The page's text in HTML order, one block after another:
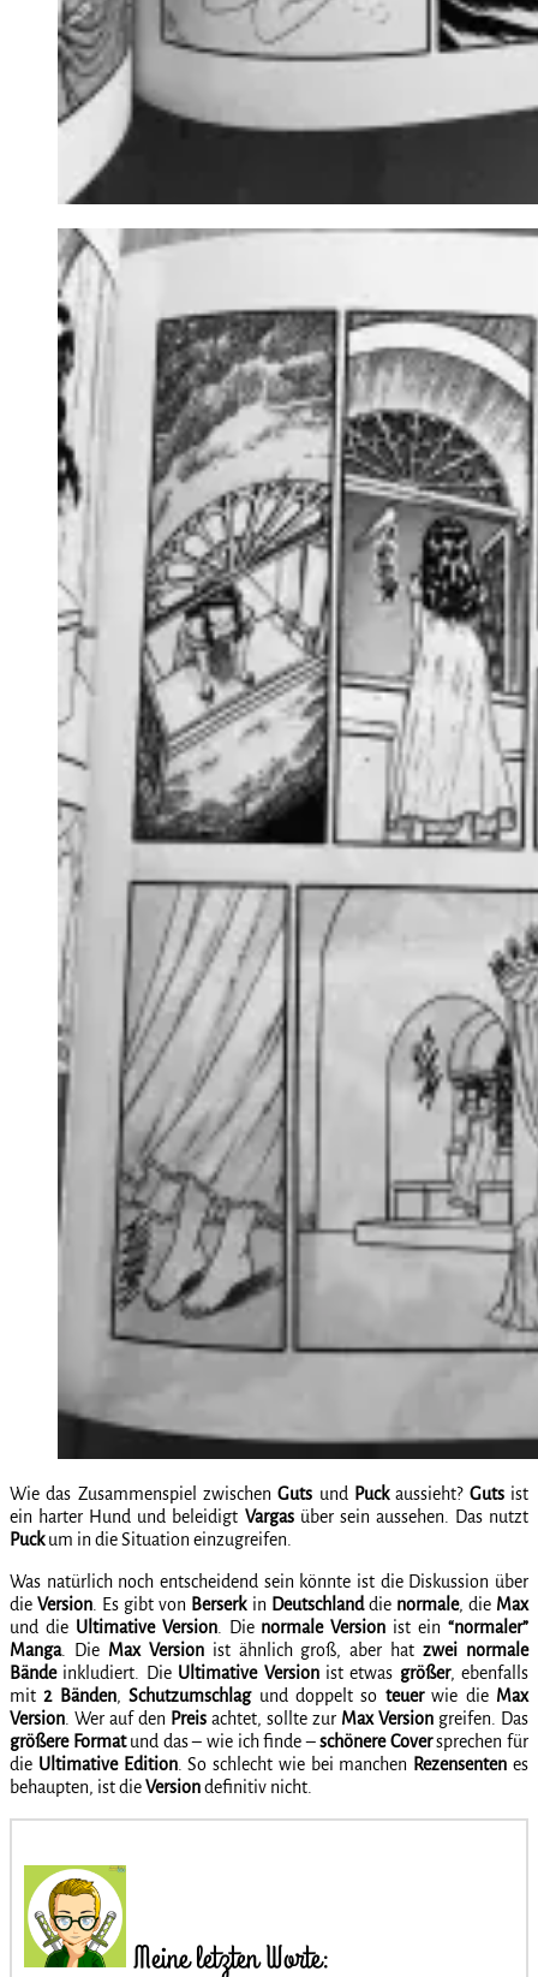
Wie das Zusammenspiel zwischenGuts und Puckaussieht? Gutsist
ein harter Hund und beleidigt Vargasüber sein aussehen. Das nutzt
Puckum in die Situation einzugreifen.
Was natürlich noch entscheidend sein könnte ist die Diskussion über
dieVersion. Es gibt von Berserkin Deutschlanddie normale, die Max
und die Ultimative Version. Die normale Version ist ein“normaler”
Manga. Die Max Versionist ähnlich groß, aber hatzwei normale
Bändeinkludiert. Die Ultimative Versionist etwas größer, ebenfalls
mit2 Bänden,Schutzumschlagund doppelt so teuerwie dieMax
Version. Wer auf den Preis achtet, sollte zur Max Version greifen. Das
größere Formatund das – wie ich finde –schönere Coversprechen für
die Ultimative Edition. So schlecht wie bei manchen Rezensenten es
behaupten, ist dieVersiondefinitiv nicht.
Meine letzten Worte: